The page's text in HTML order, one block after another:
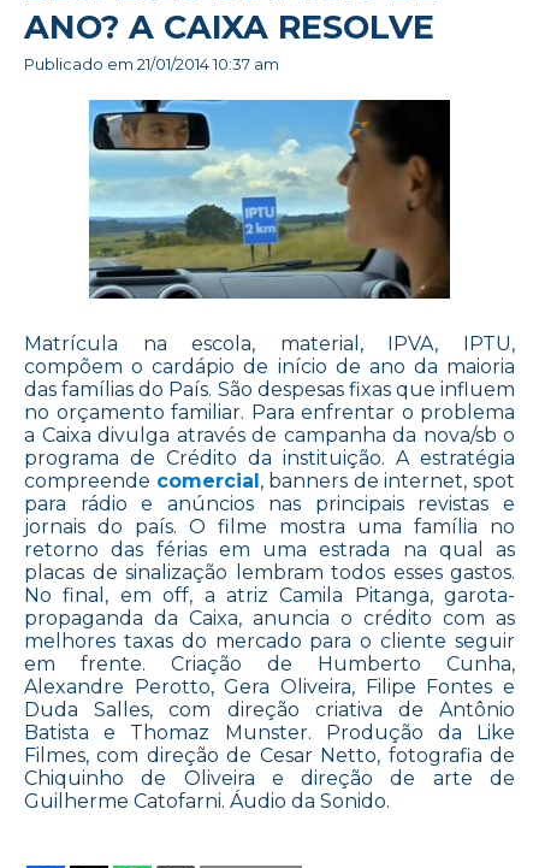
ANO? A CAIXA RESOLVE
Publicado em 21/01/2014 10:37 am
Matrícula na escola, material, IPVA, IPTU,
compõem o cardápio de início de ano da maioria
das famílias do País. São despesas fixas que influem
no orçamento familiar. Para enfrentar o problema
a Caixa divulga através de campanha da nova/sb o
programa de Crédito da instituição. A estratégia
compreende comercial , banners de internet, spot
para rádio e anúncios nas principais revistas e
jornais do país. O filme mostra uma família no
retorno das férias em uma estrada na qual as
placas de sinalização lembram todos esses gastos.
No final, em off, a atriz Camila Pitanga, garota-
propaganda da Caixa, anuncia o crédito com as
melhores taxas do mercado para o cliente seguir
em frente. Criação de Humberto Cunha,
Alexandre Perotto, Gera Oliveira, Filipe Fontes e
Duda Salles, com direção criativa de Antônio
Batista e Thomaz Munster. Produção da Like
Filmes, com direção de Cesar Netto, fotografia de
Chiquinho de Oliveira e direção de arte de
Guilherme Catofarni. Áudio da Sonido.